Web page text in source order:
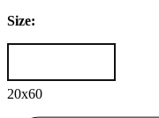
Size:
20x60